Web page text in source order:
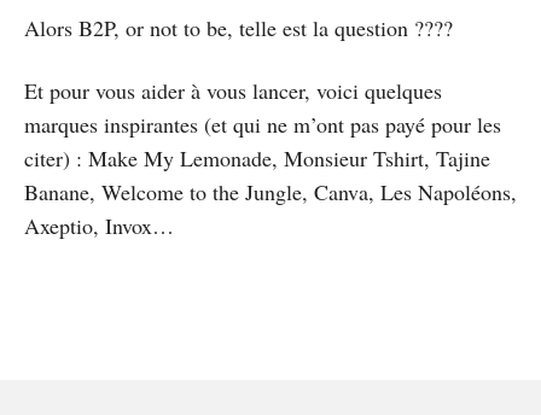
Alors B2P, or not to be, telle est la question ????
Et pour vous aider à vous lancer, voici quelques
marques inspirantes (et qui ne m’ont pas payé pour les
citer) : Make My Lemonade, Monsieur Tshirt, Tajine
Banane, Welcome to the Jungle, Canva, Les Napoléons,
Axeptio, Invox…